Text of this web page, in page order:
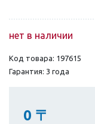
нет в наличии
Код товара: 197615
Гарантия: 3 года
0 〒